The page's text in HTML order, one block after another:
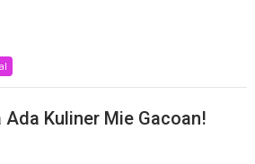
Ada Kuliner Mie Gacoan!